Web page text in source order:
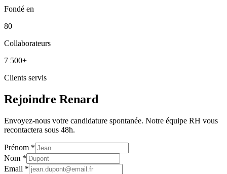
Fondé en
80
Collaborateurs
7 500+
Clients servis
Rejoindre Renard
Envoyez-nous votre candidature spontanée. Notre équipe RH vous
recontactera sous 48h.
Prénom *
Nom *
Email *